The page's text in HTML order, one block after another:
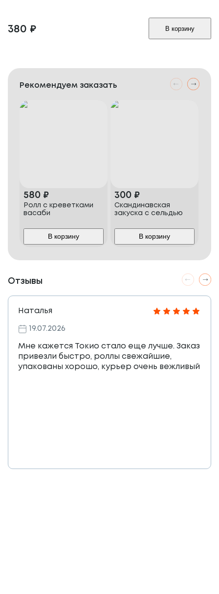
380 ₽ В корзину
Рекомендуем заказать
580 ₽
Ролл с креветками
васаби
В корзину
300 ₽
Скандинавская
закуска с сельдью
В корзину
Отзывы
Наталья
19.07.2026
Мне кажется Токио стало еще лучше. Заказ
привезли быстро, роллы свежайшие,
упакованы хорошо, курьер очень вежливый